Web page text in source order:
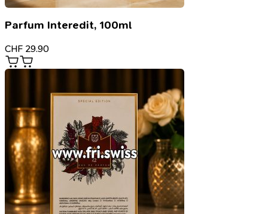
Parfum Interedit, 100ml
CHF 29.90